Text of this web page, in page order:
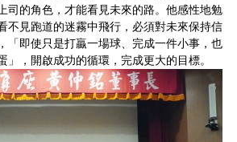
司的角色，才能看見未來的路。他感性地勉
不見跑道的迷霧中飛行，必須對未來保持信
「即使只是打贏一場球、完成一件小事，也
」，開啟成功的循環，完成更大的目標。